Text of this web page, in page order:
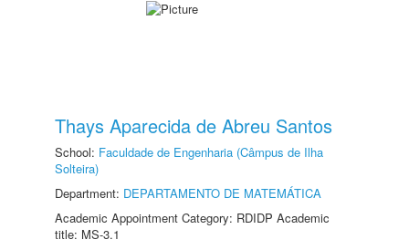
Thays Aparecida de Abreu Santos
School: Faculdade de Engenharia (Câmpus de Ilha
Solteira)
Department: DEPARTAMENTO DE MATEMÁTICA
Academic Appointment Category: RDIDP Academic
title: MS-3.1